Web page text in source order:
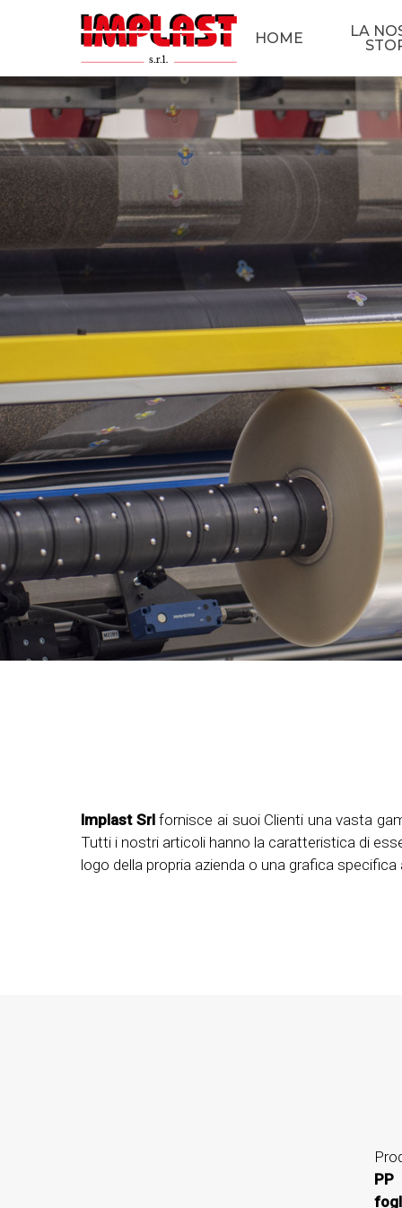
HOME
LA
Implast Srlfornisce ai suoi Clienti una vasta
Tutti i nostri articoli hanno la caratteristica di
logo della propria azienda o una grafica
PP